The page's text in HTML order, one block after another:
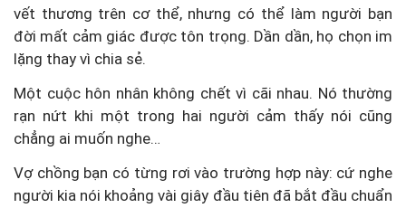
vết thương trên cơ thể, nhưng có thể làm người bạn
đời mất cảm giác được tôn trọng. Dần dần, họ chọn im
lặng thay vì chia sẻ.
Một cuộc hôn nhân không chết vì cãi nhau. Nó thường
rạn nứt khi một trong hai người cảm thấy nói cũng
chẳng ai muốn nghe…
Vợ chồng bạn có từng rơi vào trường hợp này: cứ nghe
người kia nói khoảng vài giây đầu tiên đã bắt đầu chuẩn